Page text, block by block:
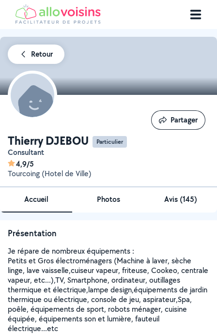
Retour
Thierry DJEBOU Particulier
Consultant
4,9/5
Tourcoing (Hotel de Ville)
Partager
Partager
Accueil Photos Avis (145)
Présentation
Je répare de nombreux équipements :
Petits et Gros électroménagers (Machine à laver, sèche
linge, lave vaisselle,cuiseur vapeur, friteuse, Cookeo, centrale
vapeur, etc...),TV, Smartphone, ordinateur, outillages
thermique et électrique,lampe design,équipements de jardin
thermique ou électrique, console de jeu, aspirateur,Spa,
poêle, équipements de sport, robots ménager, cuisine
équipée, équipements son et lumière, fauteuil
électrique...etc